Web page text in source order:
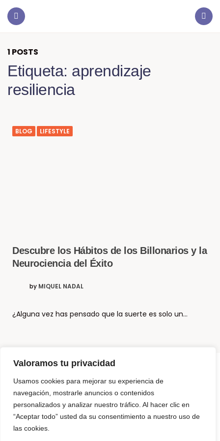
Valoramos tu privacidad
Usamos cookies para mejorar su experiencia de
navegación, mostrarle anuncios o contenidos
personalizados y analizar nuestro tráfico. Al hacer clic en
“Aceptar todo” usted da su consentimiento a nuestro uso de
las cookies.
1 POSTS
Etiqueta: aprendizaje
resiliencia
BLOG LIFESTYLE
Descubre los Hábitos de los Billonarios y la
Neurociencia del Éxito
by MIQUEL NADAL
¿Alguna vez has pensado que la suerte es solo un…
© Copyright El Método Neurohacking®
¿Que es Neurohacking? y ¿Cómo puedo usarlo?
NeuroTechZen – La diferencia